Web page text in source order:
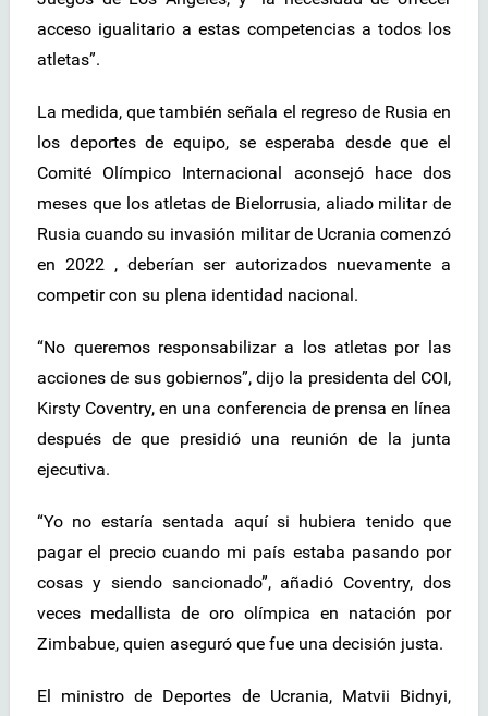
acceso igualitario a estas competencias a todos los
atletas”.
La medida, que también señala el regreso de Rusia en
los deportes de equipo, se esperaba desde que el
Comité Olímpico Internacional aconsejó hace dos
meses que los atletas de Bielorrusia, aliado militar de
Rusia cuando su invasión militar de Ucrania comenzó
en 2022 , deberían ser autorizados nuevamente a
competir con su plena identidad nacional.
“No queremos responsabilizar a los atletas por las
acciones de sus gobiernos”, dijo la presidenta del COI,
Kirsty Coventry, en una conferencia de prensa en línea
después de que presidió una reunión de la junta
ejecutiva.
“Yo no estaría sentada aquí si hubiera tenido que
pagar el precio cuando mi país estaba pasando por
cosas y siendo sancionado”, añadió Coventry, dos
veces medallista de oro olímpica en natación por
Zimbabue, quien aseguró que fue una decisión justa.
El ministro de Deportes de Ucrania, Matvii Bidnyi,